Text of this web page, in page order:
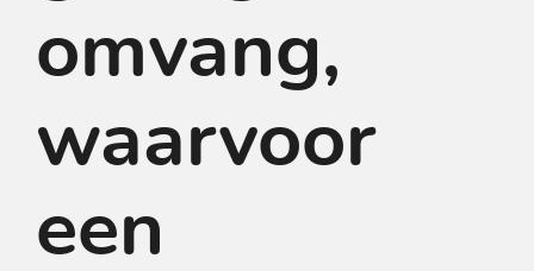
omvang,
waarvoor
een